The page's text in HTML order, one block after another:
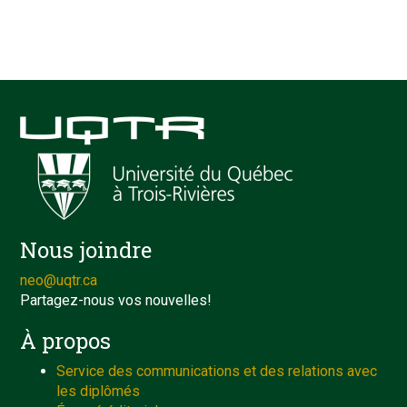
Nous joindre
neo@uqtr.ca
Partagez-nous vos nouvelles!
À propos
Service des communications et des relations avec
les diplômés